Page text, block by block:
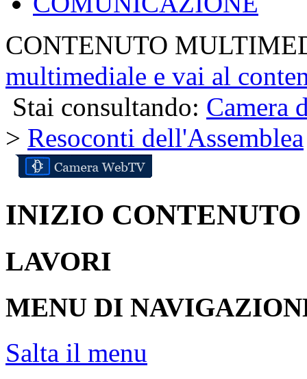
CONTENUTO
multimediale e vai al
Stai consultando: Camera
> Resoconti dell'Assemblea
INIZIO CONTENUTO
LAVORI
MENU DI
Salta il menu